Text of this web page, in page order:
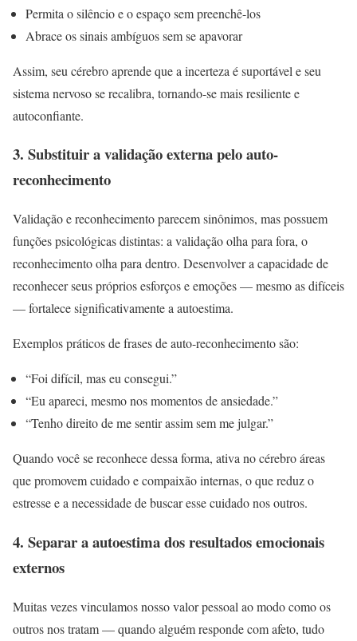
Permita o silêncio e o espaço sem preenchê-los
Abrace os sinais ambíguos sem se apavorar
Assim, seu cérebro aprende que a incerteza é suportável e seu
sistema nervoso se recalibra, tornando-se mais resiliente e
autoconfiante.
3. Substituir a validação externa pelo auto-
reconhecimento
Validação e reconhecimento parecem sinônimos, mas possuem
funções psicológicas distintas: a validação olha para fora, o
reconhecimento olha para dentro. Desenvolver a capacidade de
reconhecer seus próprios esforços e emoções — mesmo as difíceis
— fortalece significativamente a autoestima.
Exemplos práticos de frases de auto-reconhecimento são:
“Foi difícil, mas eu consegui.”
“Eu apareci, mesmo nos momentos de ansiedade.”
“Tenho direito de me sentir assim sem me julgar.”
Quando você se reconhece dessa forma, ativa no cérebro áreas
que promovem cuidado e compaixão internas, o que reduz o
estresse e a necessidade de buscar esse cuidado nos outros.
4. Separar a autoestima dos resultados emocionais
externos
Muitas vezes vinculamos nosso valor pessoal ao modo como os
outros nos tratam — quando alguém responde com afeto, tudo